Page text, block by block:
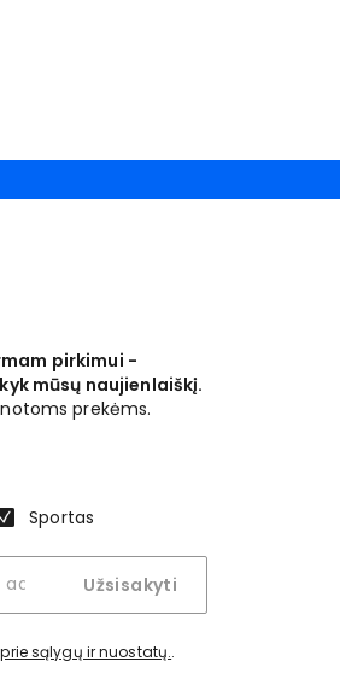
pirkimui -
mūsų naujienlaiškį.
prekėms.
Sportas
Užsisakyti
prie sąlygų ir nuostatų..